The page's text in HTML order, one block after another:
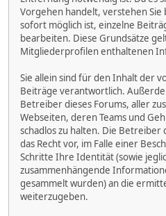
Vorgehen handelt, verstehen Sie
sofort möglich ist, einzelne
bearbeiten. Diese Grundsätze
Mitgliederprofilen enthaltenen
Sie allein sind für den Inhalt der
Beiträge verantwortlich.
Betreiber dieses Forums, aller
Webseiten, deren Teams und
schadlos zu halten. Die Betreiber
das Recht vor, im Falle einer
Schritte Ihre Identität (sowie
zusammenhängende
gesammelt wurden) an die
weiterzugeben.